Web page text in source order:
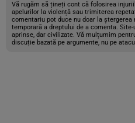
Vă rugăm să țineți cont că folosirea
apelurilor la violență sau trimiterea
comentariu pot duce nu doar la
temporară a dreptului de a comenta.
aprinse, dar civilizate. Vă mulțumim
discuție bazată pe argumente, nu pe